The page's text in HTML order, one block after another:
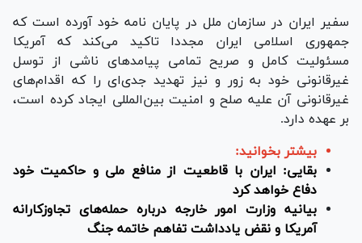
سفیر ایران در سازمان ملل در پایان نامه خود آورده است که
جمهوری اسلامی ایران مجددا تاکید می‌کند که آمریکا
مسئولیت کامل و صریح تمامی پیامد‌های ناشی از توسل
غیرقانونی خود به زور و نیز تهدید جدی‌ای را که اقدام‌های
غیرقانونی آن علیه صلح و امنیت بین‌المللی ایجاد کرده است،
بر عهده دارد.
بیشتر بخوانید:
بقایی: ایران با قاطعیت از منافع ملی و حاکمیت خود
دفاع خواهد کرد
بیانیه وزارت امور خارجه درباره حمله‌های تجاوزکارانه
آمریکا و نقض یادداشت تفاهم خاتمه جنگ